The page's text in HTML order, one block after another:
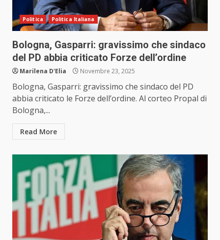
Politica Politica Italiana
Bologna, Gasparri: gravissimo che sindaco
del PD abbia criticato Forze dell’ordine
Marilena D'Elia Novembre 23, 2025
Bologna, Gasparri: gravissimo che sindaco del PD
abbia criticato le Forze dell’ordine. Al corteo Propal di
Bologna,...
Read More